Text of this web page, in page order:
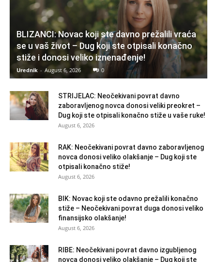
BLIZANCI: Novac koji ste davno prežalili vraća
se u vaš život – Dug koji ste otpisali konačno
stiže i donosi veliko iznenađenje!
Urednik - August 6, 2026 0
STRIJELAC: Neočekivani povrat davno
zaboravljenog novca donosi veliki preokret –
Dug koji ste otpisali konačno stiže u vaše ruke!
August 6, 2026
RAK: Neočekivani povrat davno zaboravljenog
novca donosi veliko olakšanje – Dug koji ste
otpisali konačno stiže!
August 6, 2026
BIK: Novac koji ste odavno prežalili konačno
stiže – Neočekivani povrat duga donosi veliko
finansijsko olakšanje!
August 6, 2026
RIBE: Neočekivani povrat davno izgubljenog
novca donosi veliko olakšanje – Dug koji ste